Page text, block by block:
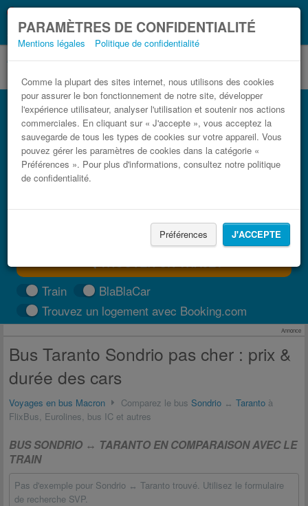
PARAMÈTRES DE CONFIDENTIALITÉ
Mentions légales Politique de confidentialité
Comme la plupart des sites internet, nous utilisons des cookies
pour assurer le bon fonctionnement de notre site, développer
l'expérience utilisateur, analyser l'utilisation et soutenir nos actions
commerciales. En cliquant sur « J'accepte », vous acceptez la
sauvegarde de tous les types de cookies sur votre appareil. Vous
pouvez gérer les paramètres de cookies dans la catégorie «
Préférences ». Pour plus d'informations, consultez notre politique
de confidentialité.
Préférences J'ACCEPTE
Coronavirus (COVID-19):Ce que vous devez
savoir, lorsque vous voyagez
Bus Sondrio Taranto pas cher
Trouvez votre billet de bus moins cher
TROUVER UN TRAJET
Train
BlaBlaCar
Trouvez un logement avec Booking.com
Annonce
Bus Taranto Sondrio pas cher : prix &
durée des cars
Voyages en bus Macron Comparez le bus Sondrio ↔ Taranto à
FlixBus, Eurolines, bus IC et autres
BUS SONDRIO ↔ TARANTO EN COMPARAISON AVEC LE
TRAIN
Pas d'exemple pour Sondrio ↔ Taranto trouvé. Utilisez le formulaire
de recherche SVP.